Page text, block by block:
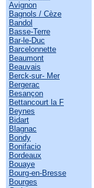
Avignon
Bagnols / Cèze
Bandol
Basse-Terre
Bar-le-Duc
Barcelonnette
Beaumont
Beauvais
Berck-sur- Mer
Bergerac
Besançon
Bettancourt la F
Beynes
Bidart
Blagnac
Bondy
Bonifacio
Bordeaux
Bouaye
Bourg-en-Bresse
Bourges